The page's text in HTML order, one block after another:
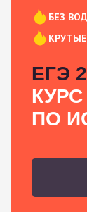
БЕЗ
ЕГЭ
КУРС
ПО